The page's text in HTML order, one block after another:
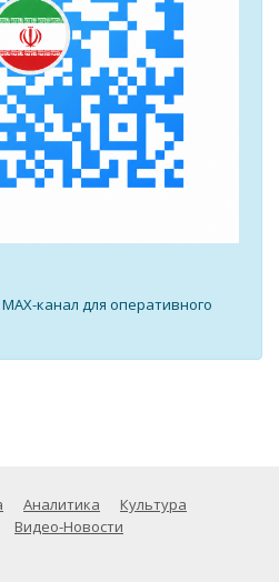
канал для оперативного
Аналитика
Культура
Видео-Новости